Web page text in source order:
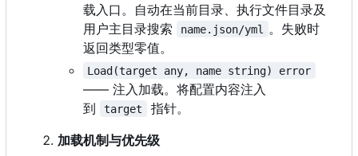
载入口。自动在当前目录、执行文件目录及
用户主目录搜索
name.json/yml
。失败时
返回类型零值。
Load(target any, name string) error
—— 注入加载。将配置内容注入
到
target
指针。
加载机制与优先级